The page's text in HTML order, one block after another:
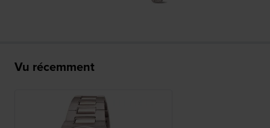
Vu récemment